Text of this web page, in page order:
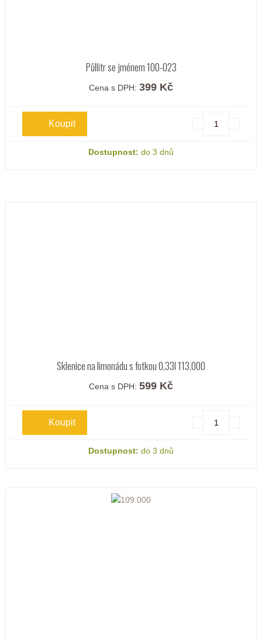
Půllitr se jménem 100-023
Cena s DPH: 399 Kč
Dostupnost: do 3 dnů
Sklenice na limonádu s fotkou 0,33l 113.000
Cena s DPH: 599 Kč
Dostupnost: do 3 dnů